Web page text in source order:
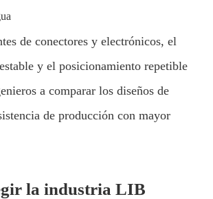
de conectores y electrónicos, el
y el posicionamiento repetible
a comparar los diseños de
de producción con mayor
la industria LIB